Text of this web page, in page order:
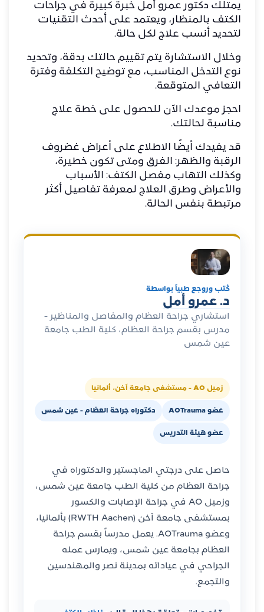
يمتلك دكتور عمرو أمل خبرة كبيرة في جراحات
الكتف بالمنظار، ويعتمد على أحدث التقنيات
لتحديد أنسب علاج لكل حالة.
وخلال الاستشارة يتم تقييم حالتك بدقة، وتحديد
نوع التدخل المناسب، مع توضيح التكلفة وفترة
التعافي المتوقعة.
احجز موعدك الآن للحصول على خطة علاج
مناسبة لحالتك.
قد يفيدك أيضًا الاطلاع على
أعراض غضروف
الرقبة والظهر: الفرق ومتى تكون خطيرة،
وكذلك
التهاب مفصل الكتف: الأسباب
والأعراض وطرق العلاج لمعرفة تفاصيل أكثر
مرتبطة بنفس الحالة.
كُتب وروجع طبياً بواسطة
د. عمرو أمل
استشاري جراحة العظام والمفاصل والمناظير -
مدرس بقسم جراحة العظام، كلية الطب جامعة
عين شمس
زميل AO - مستشفى جامعة آخن، ألمانيا
عضو AOTrauma دكتوراه جراحة العظام - عين شمس
عضو هيئة التدريس
حاصل على درجتي الماجستير والدكتوراه في
جراحة العظام من كلية الطب جامعة عين شمس،
وزميل AO في جراحة الإصابات والكسور
بمستشفى جامعة آخن (RWTH Aachen) بألمانيا،
وعضو AOTrauma. يعمل مدرساً بقسم جراحة
العظام بجامعة عين شمس، ويمارس عمله
الجراحي في عياداته بمدينة نصر والمهندسين
والتجمع.